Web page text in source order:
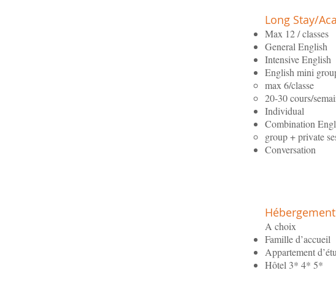
Long Stay/
Max 12 / classes
General English
Intensive English
English mini
max 6/classe
20-30 cours/
Individual
Combination
group + private
Conversation
Hébergement
A choix
Famille d’accueil
Appartement
Hôtel 3* 4* 5*